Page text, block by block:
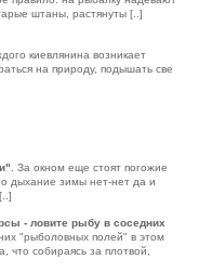
штаны, растянуты [..]
киевлянина возникает
на природу, подышать све
. За окном еще стоят погожие
дыхание зимы нет-нет да и
- ловите рыбу в соседних
"рыболовных полей" в этом
что собираясь за плотвой,